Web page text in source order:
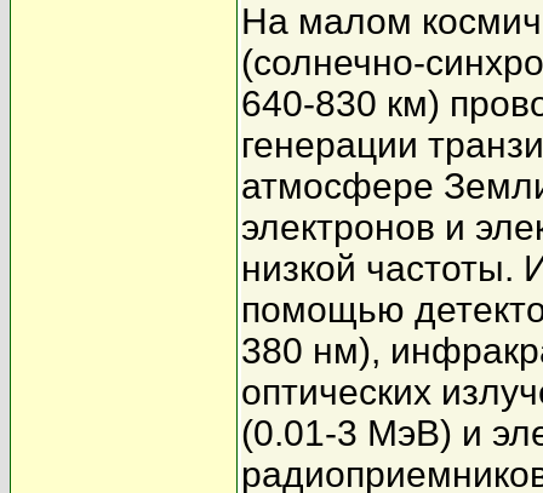
На малом
(солнечно-
640-830 км)
генерации
атмосфере
электронов и
низкой частоты.
помощью
380 нм),
оптических
(0.01-3 МэВ) и